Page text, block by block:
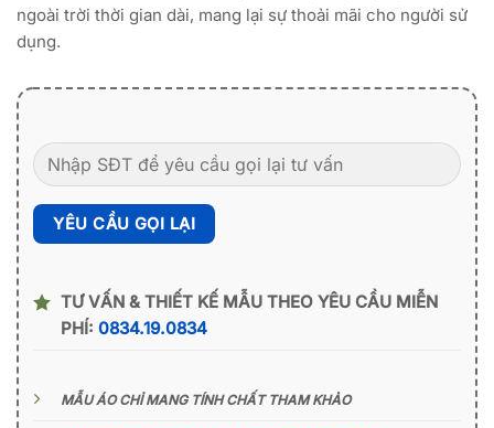
ngoài trời thời gian dài, mang lại sự thoải mãi cho người sử
dụng.
TƯ VẤN & THIẾT KẾ MẪU THEO YÊU CẦU MIỄN
PHÍ: 0834.19.0834
MẪU ÁO CHỈ MANG TÍNH CHẤT THAM KHẢO